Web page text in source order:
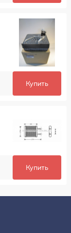
Купить
Купить